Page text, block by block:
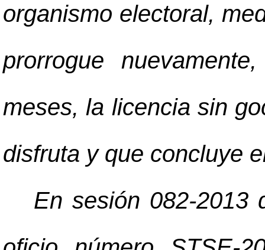
organismo electoral,
prorrogue
meses, la licencia sin
disfruta y que concluye
En sesión 082-2013